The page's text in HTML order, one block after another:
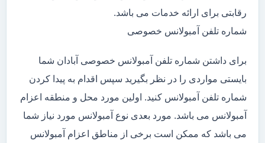
رقابتی برای ارائه خدمات می باشد.
شماره تلفن آمبولانس خصوصی
برای داشتن شماره تلفن آمبولانس خصوصی آبادان شما
بایستی مواردی را در نظر بگیرید سپس اقدام به پیدا کردن
شماره تلفن آمبولانس کنید. اولین مورد محل و منطقه اعزام
آمبولانس می باشد. مورد بعدی نوع آمبولانس مورد نیاز شما
می باشد که ممکن است برخی از مناطق اعزام آمبولانس